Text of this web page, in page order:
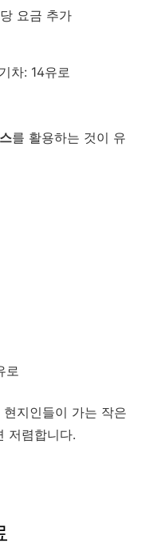
요금 추가
차: 14유로
를 활용하는 것이 유
로
지인들이 가는 작은
저렴합니다.